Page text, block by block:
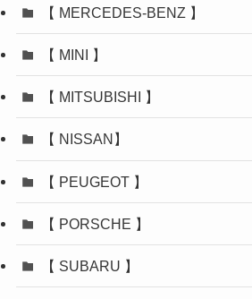
【 MERCEDES-BENZ 】
【 MINI 】
【 MITSUBISHI 】
【 NISSAN】
【 PEUGEOT 】
【 PORSCHE 】
【 SUBARU 】